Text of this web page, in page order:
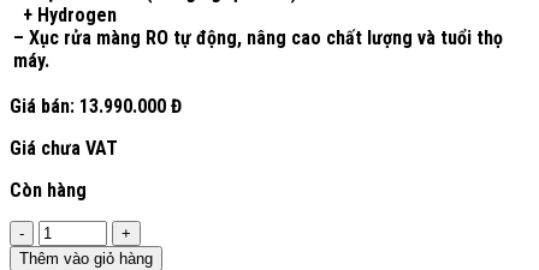
+ Hydrogen
– Xục rửa màng RO tự động, nâng cao chất lượng và tuổi thọ
máy.
Giá bán: 13.990.000 Đ
Giá chưa VAT
Còn hàng
Số
lượng
Thêm vào giỏ hàng